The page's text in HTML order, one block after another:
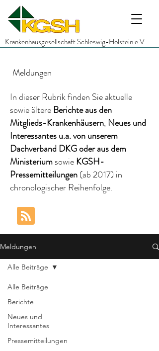
Krankenhausgesellschaft Schleswig-Holstein e.V.
Meldungen
In dieser Rubrik finden Sie aktuelle
sowie ältereBerichteaus den
Mitglieds-Krankenhäusern, Neues und
Interessantesu.a.von unserem
Dachverband DKGoder aus dem
MinisteriumsowieKGSH-
Pressemitteilungen(ab 2017) in
chronologischer Reihenfolge.
Meldungen
Alle Beiträge
Berichte
Neues und
Interessantes
Pressemitteilungen
Alle Beiträge